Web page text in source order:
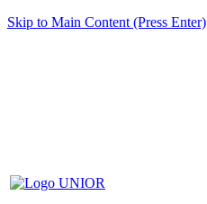
Skip to Main Content (Press Enter)